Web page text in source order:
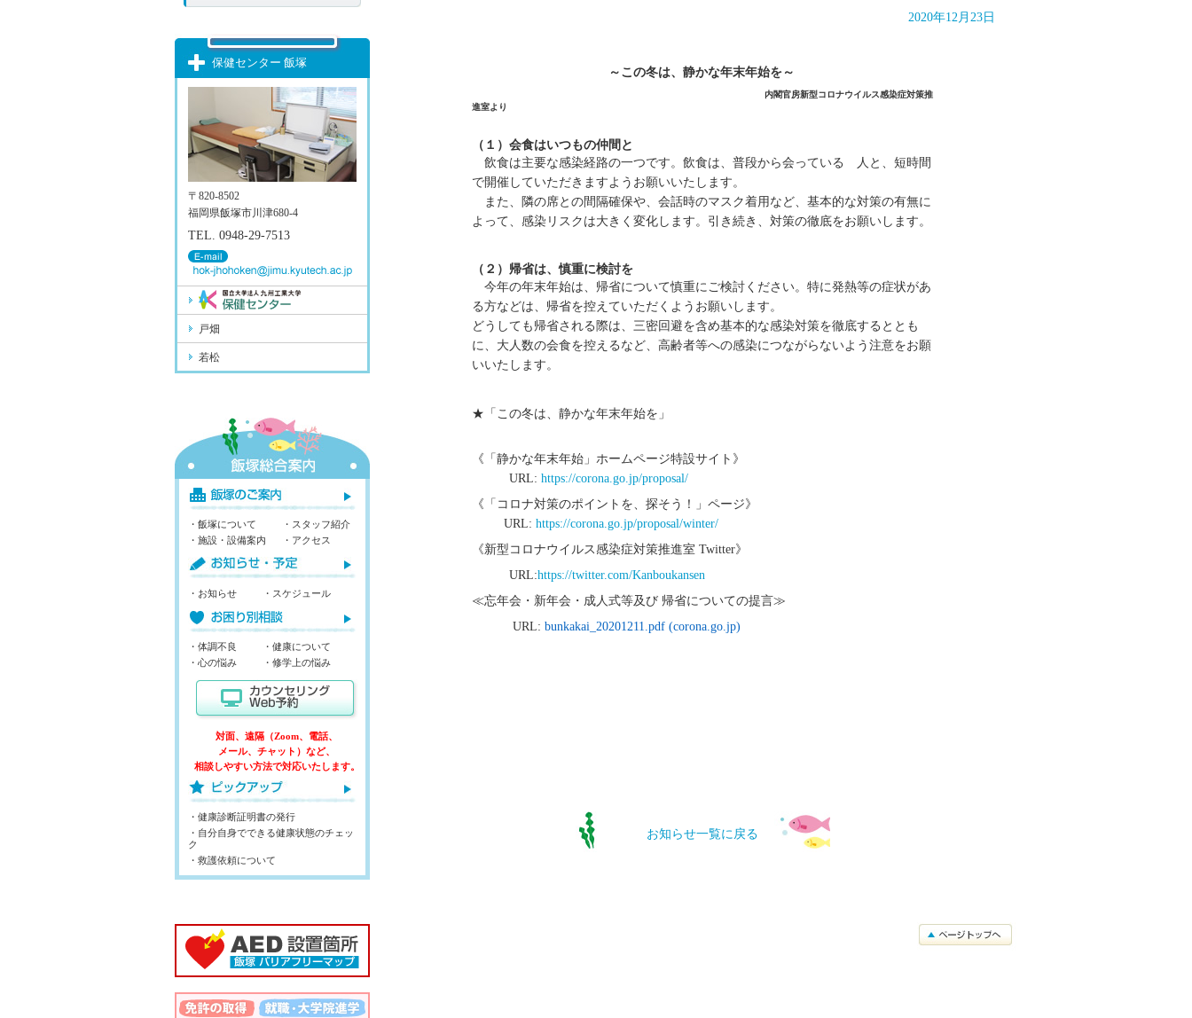
保健センター 飯塚
〒820-8502
福岡県飯塚市川津680-4
TEL. 0948-29-7513
戸畑
若松
・飯塚について
・スタッフ紹介
・施設・設備案内
・アクセス
・お知らせ ・スケジュール
・体調不良
・健康について
・心の悩み
・修学上の悩み
対面、遠隔（Zoom、電話、
メール、チャット）など、
相談しやすい方法で対応いたします。
・健康診断証明書の発行
・自分自身でできる健康状態のチェッ
ク
・救護依頼について
2020年12月23日
～この冬は、静かな年末年始を～
内閣官房新型コロナウイルス感染症対策推
進室より
（１）会食はいつもの仲間と
飲食は主要な感染経路の一つです。飲食は、普段から会っている 人と、短時間
で開催していただきますようお願いいたします。
また、隣の席との間隔確保や、会話時のマスク着用など、基本的な対策の有無に
よって、感染リスクは大きく変化します。引き続き、対策の徹底をお願いします。
（２）帰省は、慎重に検討を
今年の年末年始は、帰省について慎重にご検討ください。特に発熱等の症状があ
る方などは、帰省を控えていただくようお願いします。
どうしても帰省される際は、三密回避を含め基本的な感染対策を徹底するととも
に、大人数の会食を控えるなど、高齢者等への感染につながらないよう注意をお願
いいたします。
★「この冬は、静かな年末年始を」
《「静かな年末年始」ホームページ特設サイト》
URL: https://corona.go.jp/proposal/
《「コロナ対策のポイントを、探そう！」ページ》
URL: https://corona.go.jp/proposal/winter/
《新型コロナウイルス感染症対策推進室 Twitter》
URL:https://twitter.com/Kanboukansen
≪忘年会・新年会・成人式等及び 帰省についての提言≫
URL: bunkakai_20201211.pdf (corona.go.jp)
お知らせ一覧に戻る